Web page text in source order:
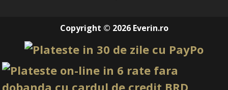
Copyright © 2026 Everin.ro